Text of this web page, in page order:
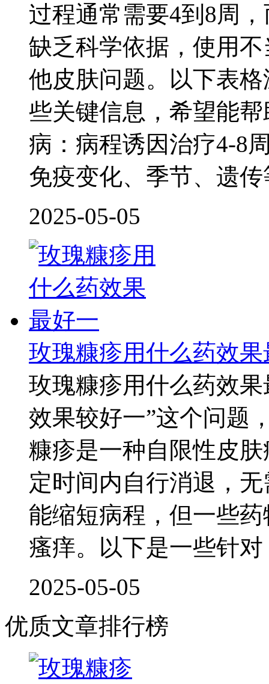
过程通常需要4到8周
缺乏科学依据，使用
他皮肤问题。以下表
些关键信息，希望能
病：病程诱因治疗4-8
免疫变化、季节、遗
2025-05-05
玫瑰糠疹用什么药效
玫瑰糠疹用什么药效
效果较好一”这个问题
糠疹是一种自限性皮
定时间内自行消退，
能缩短病程，但一些
瘙痒。以下是一些针对
2025-05-05
优质文章排行榜